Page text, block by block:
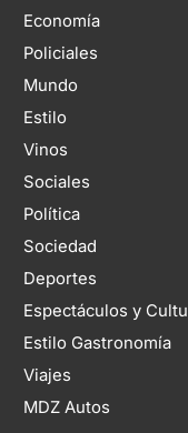
Economía
Policiales
Mundo
Estilo
Vinos
Sociales
Política
Sociedad
Deportes
Espectáculos y
Estilo Gastronomía
Viajes
MDZ Autos